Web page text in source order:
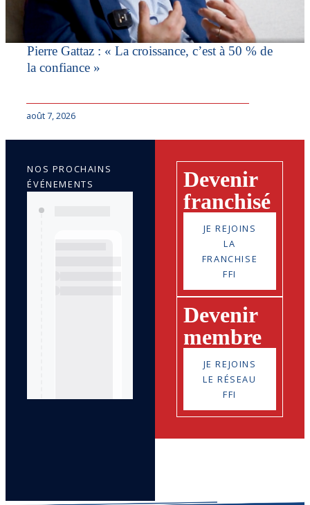
Pierre Gattaz : « La croissance, c’est à 50 % de
la confiance »
août 7, 2026
Devenir
franchisé
JE REJOINS
LA
FRANCHISE
FFI
Devenir
membre
JE REJOINS
LE RÉSEAU
FFI
NOS PROCHAINS
ÉVÉNEMENTS